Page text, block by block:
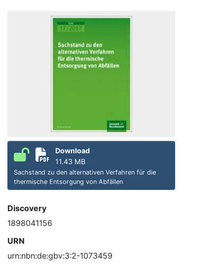
Download
11.43 MB
Sachstand zu den alternativen Verfahren für die
thermische Entsorgung von Abfällen
Discovery
1898041156
URN
urn:nbn:de:gbv:3:2-1073459